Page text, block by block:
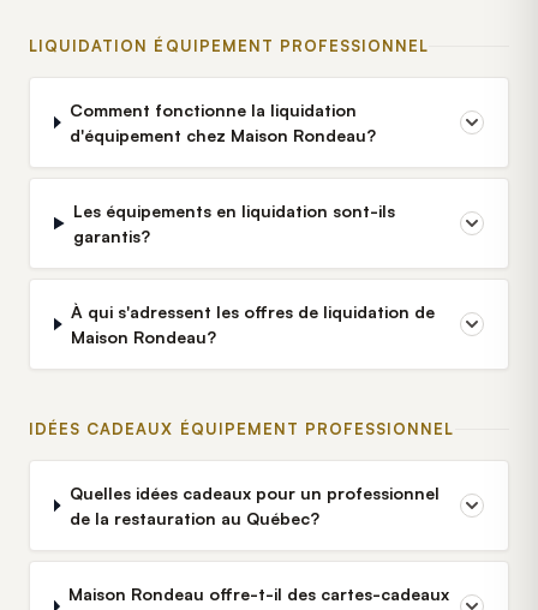
LIQUIDATION ÉQUIPEMENT PROFESSIONNEL
Comment fonctionne la liquidation
d'équipement chez Maison Rondeau?
Les équipements en liquidation sont-ils
garantis?
À qui s'adressent les offres de liquidation de
Maison Rondeau?
IDÉES CADEAUX ÉQUIPEMENT PROFESSIONNEL
Quelles idées cadeaux pour un professionnel
de la restauration au Québec?
Maison Rondeau offre-t-il des cartes-cadeaux